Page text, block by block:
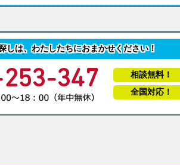
しは、わたしたちにおまかせください！
相談無料！
全国対応！